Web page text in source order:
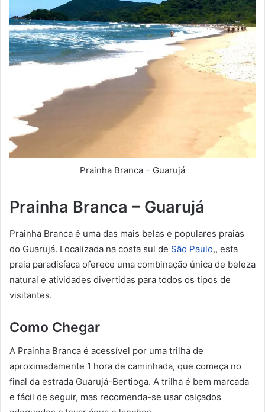
Prainha Branca – Guarujá
Prainha Branca – Guarujá
Prainha Branca é uma das mais belas e populares praias
do Guarujá. Localizada na costa sul de São Paulo,, esta
praia paradisíaca oferece uma combinação única de beleza
natural e atividades divertidas para todos os tipos de
visitantes.
Como Chegar
A Prainha Branca é acessível por uma trilha de
aproximadamente 1 hora de caminhada, que começa no
final da estrada Guarujá-Bertioga. A trilha é bem marcada
e fácil de seguir, mas recomenda-se usar calçados